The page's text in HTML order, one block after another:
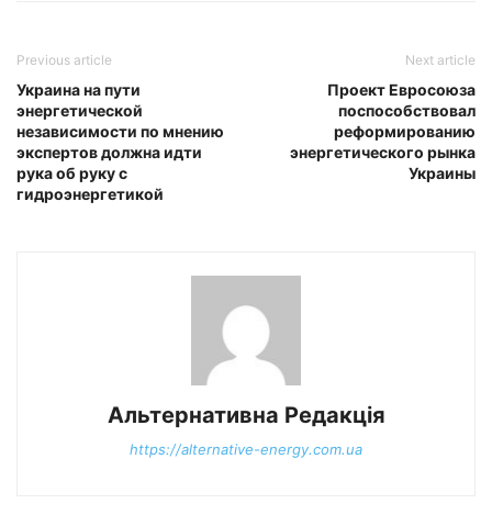
Previous article
Украина на пути
энергетической
независимости по мнению
экспертов должна идти
рука об руку с
гидроэнергетикой
Next article
Проект Евросоюза
поспособствовал
реформированию
энергетического рынка
Украины
Альтернативна Редакція
https://alternative-energy.com.ua